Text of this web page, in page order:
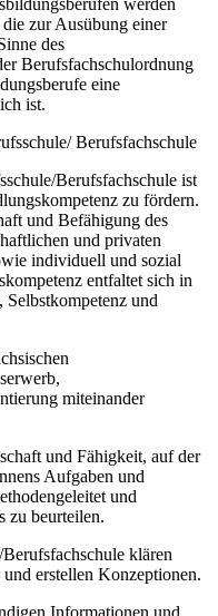
zur Ausübung einer
des
Berufsfachschulordnung
eine
ist.
Berufsfachschule
Berufsfachschule ist
zu fördern.
und Befähigung des
und privaten
individuell und sozial
entfaltet sich in
und
miteinander
und Fähigkeit, auf der
Aufgaben und
und
zu beurteilen.
klären
erstellen Konzeptionen.
Informationen und